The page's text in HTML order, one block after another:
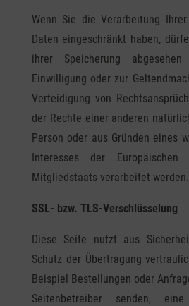
Wenn Sie die Verarbeitung Ihrer
Daten eingeschränkt haben,
ihrer Speicherung
Einwilligung oder zur
Verteidigung von
der Rechte einer anderen
Person oder aus Gründen eines
Interesses der
Mitgliedstaats verarbeitet werden.
SSL- bzw. TLS-Verschlüsselung
Diese Seite nutzt aus
Schutz der Übertragung
Beispiel Bestellungen oder
Seitenbetreiber senden,